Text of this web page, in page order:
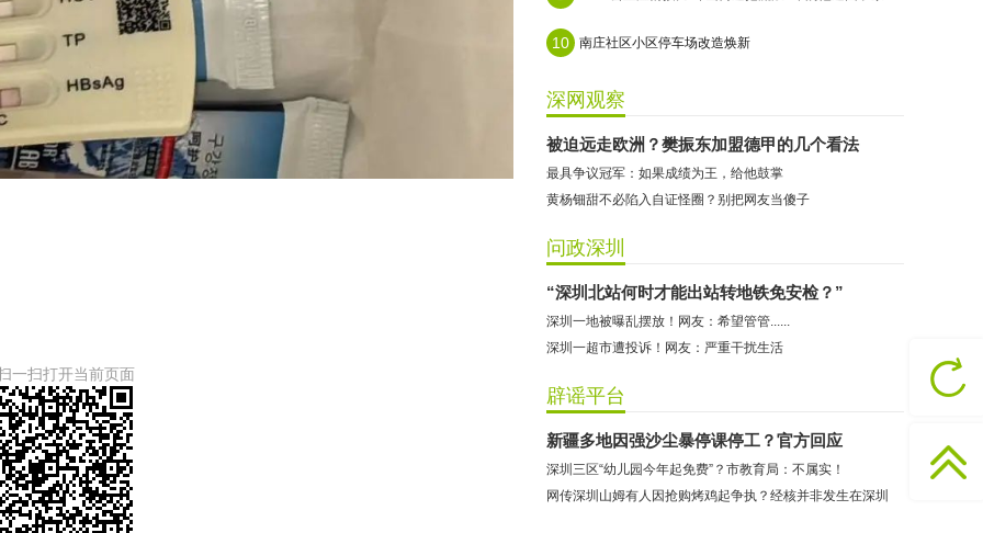
一扫打开当前页面
10 南庄社区小区停车场改造焕新
深网观察
被迫远走欧洲？樊振东加盟德甲的几个看法
最具争议冠军：如果成绩为王，给他鼓掌
黄杨钿甜不必陷入自证怪圈？别把网友当傻子
问政深圳
“深圳北站何时才能出站转地铁免安检？”
深圳一地被曝乱摆放！网友：希望管管......
深圳一超市遭投诉！网友：严重干扰生活
辟谣平台
新疆多地因强沙尘暴停课停工？官方回应
深圳三区“幼儿园今年起免费”？市教育局：不属实！
网传深圳山姆有人因抢购烤鸡起争执？经核并非发生在深圳
哈尔特健身：商家拒不配合调解
龅牙兔儿童情商训练营：商家承诺退费未履行
东方时代健身（KKONE店）：商家承诺退费未履行